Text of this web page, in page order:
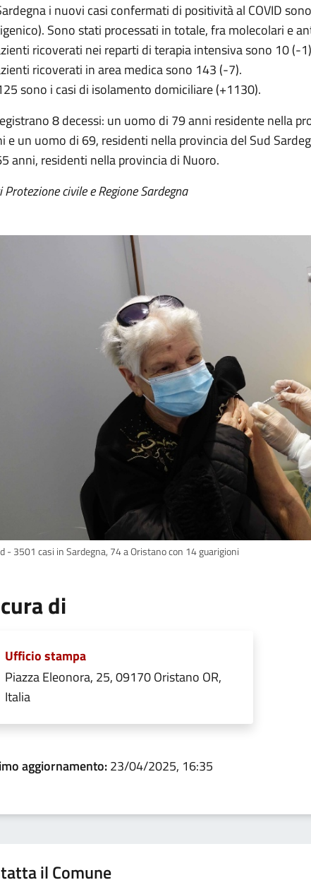
i nuovi casi confermati di positività al COVID
Sono stati processati in totale, fra molecolari e
ricoverati nei reparti di terapia intensiva sono 10 (-
ricoverati in area medica sono 143 (-7).
sono i casi di isolamento domiciliare (+1130).
8 decessi: un uomo di 79 anni residente nella
e un uomo di 69, residenti nella provincia del Sud
anni, residenti nella provincia di Nuoro.
Protezione civile e Regione Sardegna
- 3501 casi in Sardegna, 74 a Oristano con 14 guarigioni
di
Ufficio stampa
Piazza Eleonora, 25, 09170 Oristano OR,
Italia
aggiornamento:23/04/2025, 16:35
il Comune